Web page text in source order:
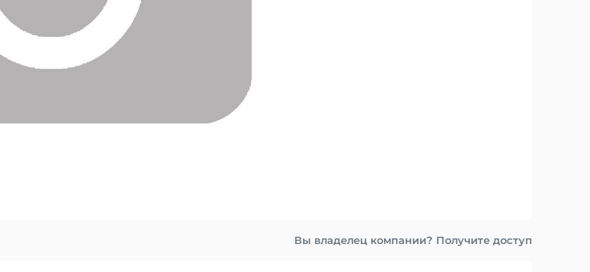
Вы владелец компании? Получите доступ